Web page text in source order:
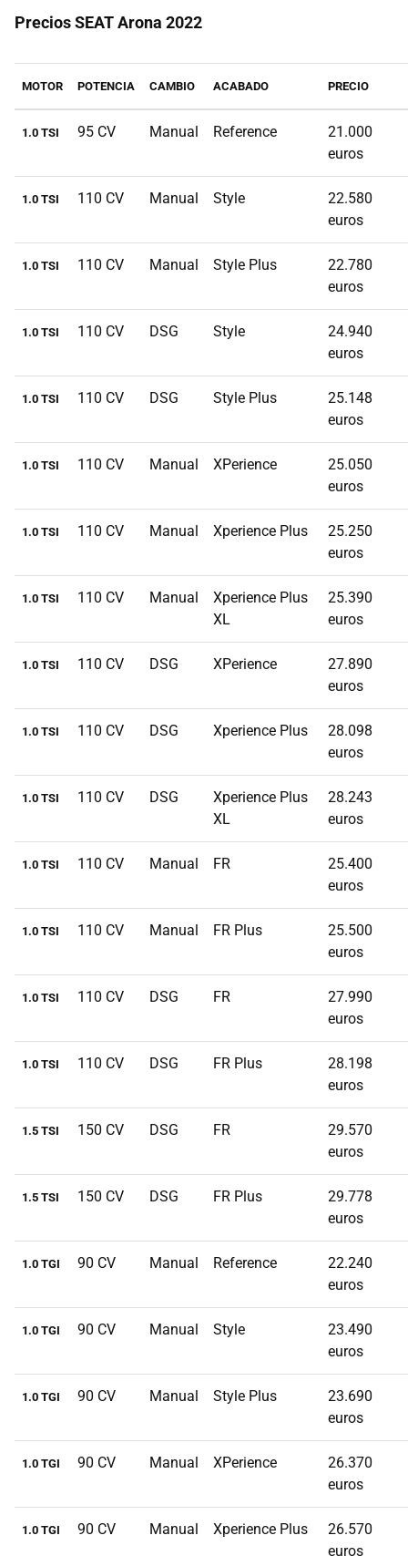
Precios SEAT Arona 2022
MOTOR POTENCIA CAMBIO ACABADO PRECIO
1.0 TSI 95 CV Manual Reference
21.000
euros
1.0 TSI 110 CV Manual Style
22.580
euros
1.0 TSI 110 CV Manual Style Plus
22.780
euros
1.0 TSI 110 CV DSG Style
24.940
euros
1.0 TSI 110 CV DSG Style Plus
25.148
euros
1.0 TSI 110 CV Manual XPerience
25.050
euros
1.0 TSI 110 CV Manual Xperience Plus
25.250
euros
1.0 TSI 110 CV Manual
Xperience Plus
XL
25.390
euros
1.0 TSI 110 CV DSG XPerience
27.890
euros
1.0 TSI 110 CV DSG Xperience Plus
28.098
euros
1.0 TSI 110 CV DSG
Xperience Plus
XL
28.243
euros
1.0 TSI 110 CV Manual FR
25.400
euros
1.0 TSI 110 CV Manual FR Plus
25.500
euros
1.0 TSI 110 CV DSG FR
27.990
euros
1.0 TSI 110 CV DSG FR Plus
28.198
euros
1.5 TSI 150 CV DSG FR
29.570
euros
1.5 TSI 150 CV DSG FR Plus
29.778
euros
1.0 TGI 90 CV Manual Reference
22.240
euros
1.0 TGI 90 CV Manual Style
23.490
euros
1.0 TGI 90 CV Manual Style Plus
23.690
euros
1.0 TGI 90 CV Manual XPerience
26.370
euros
1.0 TGI 90 CV Manual Xperience Plus
26.570
euros